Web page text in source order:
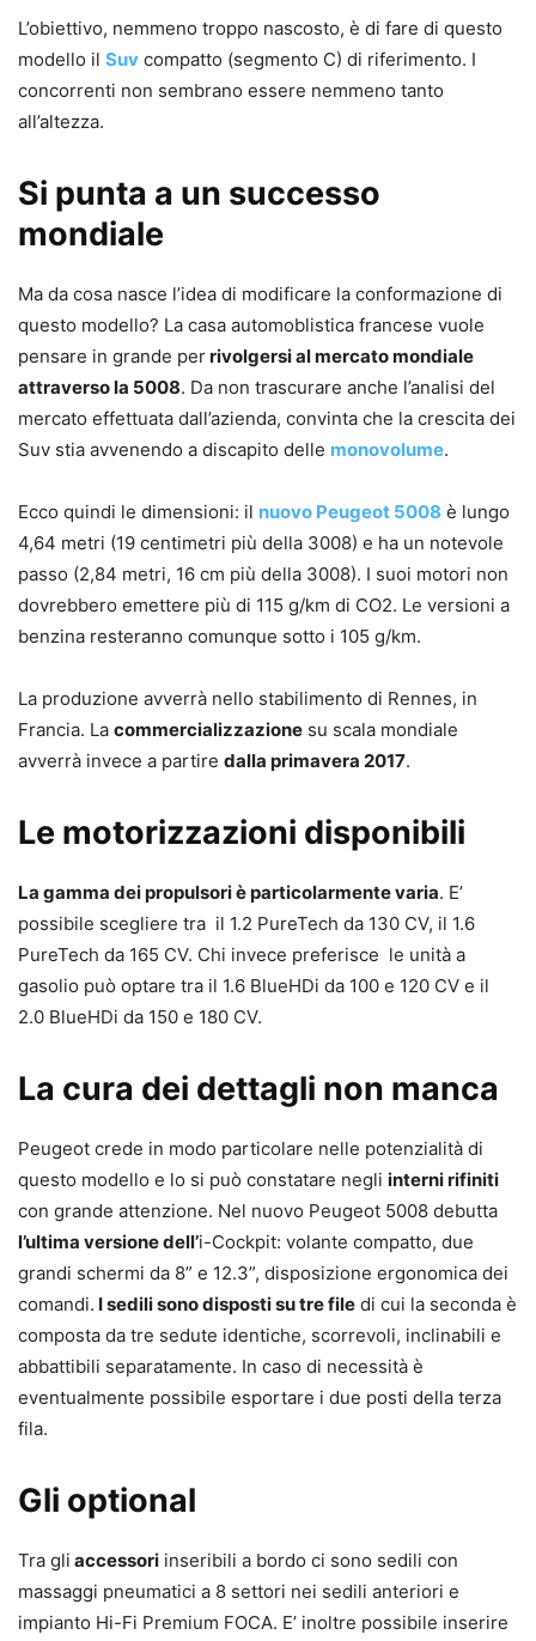
L’obiettivo, nemmeno troppo nascosto, è di fare di questo
modello il Suv compatto (segmento C) di riferimento. I
concorrenti non sembrano essere nemmeno tanto
all’altezza.
Si punta a un successo
mondiale
Ma da cosa nasce l’idea di modificare la conformazione di
questo modello? La casa automoblistica francese vuole
pensare in grande perrivolgersi al mercato mondiale
attraverso la 5008. Da non trascurare anche l’analisi del
mercato effettuata dall’azienda, convinta che la crescita dei
Suv stia avvenendo a discapito delle monovolume.
Ecco quindi le dimensioni: il nuovo Peugeot 5008 è lungo
4,64 metri (19 centimetri più della 3008) e ha un notevole
passo (2,84 metri, 16 cm più della 3008). I suoi motori non
dovrebbero emettere più di 115 g/km di CO2. Le versioni a
benzina resteranno comunque sotto i 105 g/km.
La produzione avverrà nello stabilimento di Rennes, in
Francia. La commercializzazione su scala mondiale
avverrà invece a partire dalla primavera 2017.
Le motorizzazioni disponibili
La gamma dei propulsori è particolarmente varia. E’
possibile scegliere tra il 1.2 PureTech da 130 CV, il 1.6
PureTech da 165 CV. Chi invece preferisce le unità a
gasolio può optare tra il 1.6 BlueHDi da 100 e 120 CV e il
2.0 BlueHDi da 150 e 180 CV.
La cura dei dettagli non manca
Peugeot crede in modo particolare nelle potenzialità di
questo modello e lo si può constatare negli interni rifiniti
con grande attenzione. Nel nuovo Peugeot 5008 debutta
l’ultima versione dell’i-Cockpit: volante compatto, due
grandi schermi da 8” e 12.3”, disposizione ergonomica dei
comandi. I sedili sono disposti su tre file di cui la seconda è
composta da tre sedute identiche, scorrevoli, inclinabili e
abbattibili separatamente. In caso di necessità è
eventualmente possibile esportare i due posti della terza
fila.
Gli optional
Tra gli accessori inseribili a bordo ci sono sedili con
massaggi pneumatici a 8 settori nei sedili anteriori e
impianto Hi-Fi Premium FOCA. E’ inoltre possibile inserire